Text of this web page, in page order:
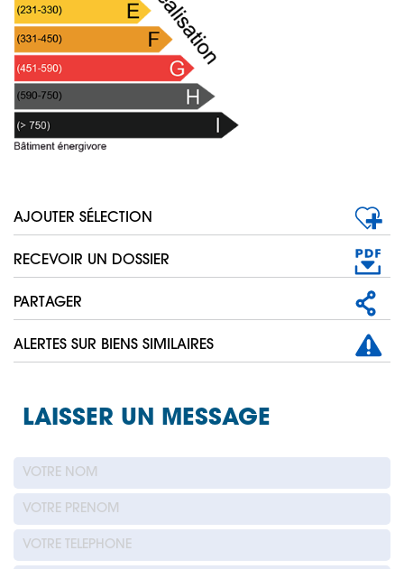
AJOUTER SÉLECTION
RECEVOIR UN DOSSIER
PARTAGER
ALERTES SUR BIENS SIMILAIRES
LAISSER UN MESSAGE